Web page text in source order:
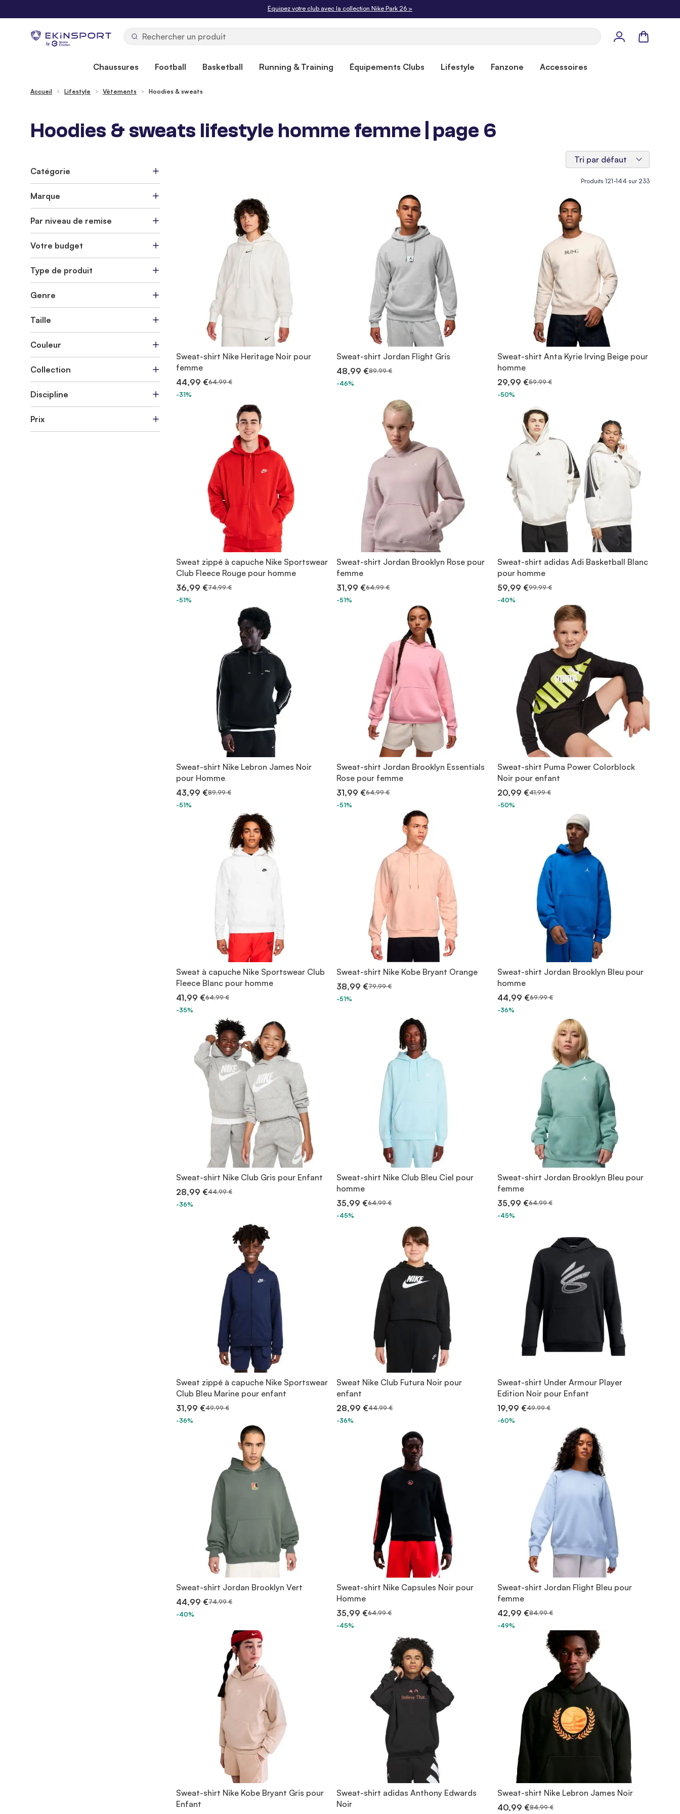
Livraison offerte dès 50€. Retours gratuits sous 30 jours.
by
Panier
Chaussures Football Basketball Running & Training Équipements Clubs Lifestyle Fanzone Accessoires
Accueil Lifestyle Vêtements Hoodies & sweats
Hoodies & sweats lifestyle homme femme | page 6
Produits 121-144 sur233
Sweat-shirt Nike Heritage Noir pour
femme
44,99 €64,99 €
-31%
Sweat-shirt Jordan Flight Gris
48,99 €89,99 €
-46%
Sweat-shirt Anta Kyrie Irving Beige pour
homme
29,99 €59,99 €
-50%
Sweat zippé à capuche Nike Sportswear
Club Fleece Rouge pour homme
36,99 €74,99 €
-51%
Sweat-shirt Jordan Brooklyn Rose pour
femme
31,99 €64,99 €
-51%
Sweat-shirt adidas Adi Basketball Blanc
pour homme
59,99 €99,99 €
-40%
Sweat-shirt Nike Lebron James Noir
pour Homme
43,99 €89,99 €
-51%
Sweat-shirt Jordan Brooklyn Essentials
Rose pour femme
31,99 €64,99 €
-51%
Sweat-shirt Puma Power Colorblock
Noir pour enfant
20,99 €41,99 €
-50%
Sweat à capuche Nike Sportswear Club
Fleece Blanc pour homme
41,99 €64,99 €
-35%
Sweat-shirt Nike Kobe Bryant Orange
38,99 €79,99 €
-51%
Sweat-shirt Jordan Brooklyn Bleu pour
homme
44,99 €69,99 €
-36%
Sweat-shirt Nike Club Gris pour Enfant
28,99 €44,99 €
-36%
Sweat-shirt Nike Club Bleu Ciel pour
homme
35,99 €64,99 €
-45%
Sweat-shirt Jordan Brooklyn Bleu pour
femme
35,99 €64,99 €
-45%
Sweat zippé à capuche Nike Sportswear
Club Bleu Marine pour enfant
31,99 €49,99 €
-36%
Sweat Nike Club Futura Noir pour
enfant
28,99 €44,99 €
-36%
Sweat-shirt Under Armour Player
Edition Noir pour Enfant
19,99 €49,99 €
-60%
Sweat-shirt Jordan Brooklyn Vert
44,99 €74,99 €
-40%
Sweat-shirt Nike Capsules Noir pour
Homme
35,99 €64,99 €
-45%
Sweat-shirt Jordan Flight Bleu pour
femme
42,99 €84,99 €
-49%
Sweat-shirt Nike Kobe Bryant Gris pour
Enfant
Sweat-shirt adidas Anthony Edwards
Noir
Sweat-shirt Nike Lebron James Noir
40,99 €84,99 €
Catégorie
Marque
Par niveau de remise
Votre budget
Type de produit
Genre
Taille
Couleur
Collection
Discipline
Prix